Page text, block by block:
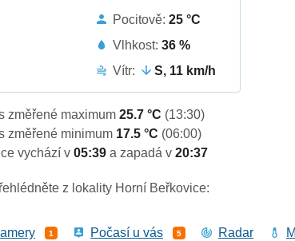
Pocitově:25 °C
Vlhkost:36 %
Vítr:
S, 11 km/h
změřené maximum25.7 °C (13:30)
změřené minimum 17.5 °C (06:00)
vychází v05:39a zapadá v20:37
z lokality Horní Beřkovice:
1 Počasí u vás 5 Radar